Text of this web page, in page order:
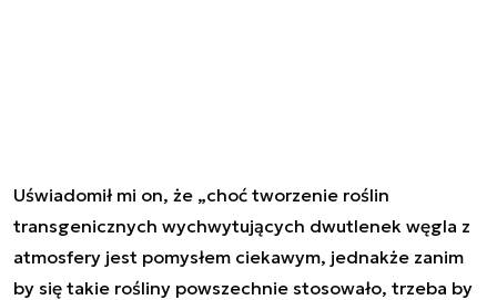
Uświadomił mi on, że „choć tworzenie roślin
transgenicznych wychwytujących dwutlenek węgla z
atmosfery jest pomysłem ciekawym, jednakże zanim
by się takie rośliny powszechnie stosowało, trzeba by